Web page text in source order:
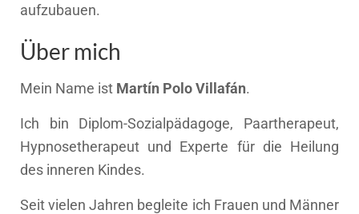
aufzubauen.
Über mich
Mein Name ist Martín Polo Villafán.
Ich bin Diplom-Sozialpädagoge, Paartherapeut,
Hypnosetherapeut und Experte für die Heilung
des inneren Kindes.
Seit vielen Jahren begleite ich Frauen und Männer